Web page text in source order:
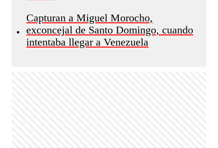
•
Capturan a Miguel Morocho,
exconcejal de Santo Domingo, cuando
intentaba llegar a Venezuela